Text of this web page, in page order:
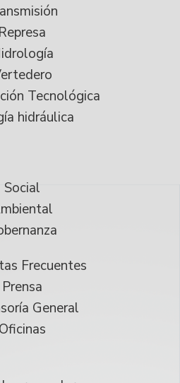
Represa
Tecnológica
hidráulica
Social
Frecuentes
Prensa
General
Oficinas